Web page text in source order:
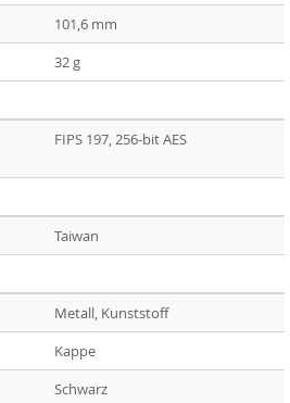
101,6 mm
32 g
FIPS 197, 256-bit AES
Taiwan
Metall, Kunststoff
Kappe
Schwarz